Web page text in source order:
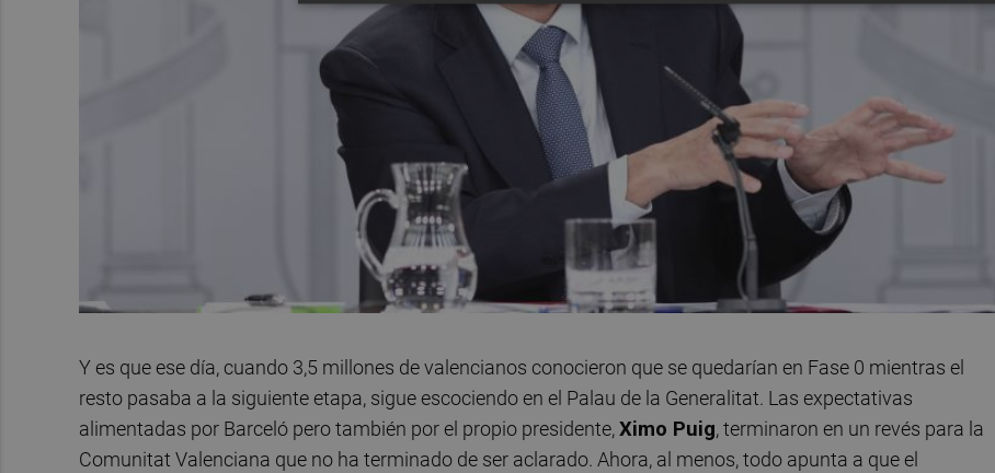
Y es que ese día, cuando 3,5 millones de valencianos conocieron que se quedarían en Fase 0 mientras el
resto pasaba a la siguiente etapa, sigue escociendo en el Palau de la Generalitat. Las expectativas
alimentadas por Barceló pero también por el propio presidente,Ximo Puig, terminaron en un revés para la
Comunitat Valenciana que no ha terminado de ser aclarado. Ahora, al menos, todo apunta a que el